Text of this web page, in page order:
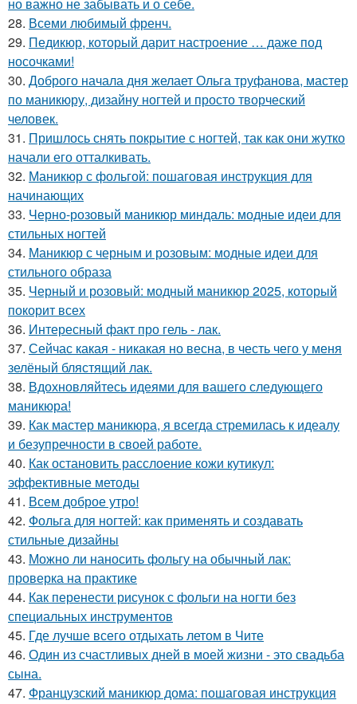
но важно не забывать и о себе.
28. Всеми любимый френч.
29. Педикюр, который дарит настроение … даже под
носочками!
30. Доброго начала дня желает Ольга труфанова, мастер
по маникюру, дизайну ногтей и просто творческий
человек.
31. Пришлось снять покрытие с ногтей, так как они жутко
начали его отталкивать.
32. Маникюр с фольгой: пошаговая инструкция для
начинающих
33. Черно-розовый маникюр миндаль: модные идеи для
стильных ногтей
34. Маникюр с черным и розовым: модные идеи для
стильного образа
35. Черный и розовый: модный маникюр 2025, который
покорит всех
36. Интересный факт про гель - лак.
37. Сейчас какая - никакая но весна, в честь чего у меня
зелёный блястящий лак.
38. Вдохновляйтесь идеями для вашего следующего
маникюра!
39. Как мастер маникюра, я всегда стремилась к идеалу
и безупречности в своей работе.
40. Как остановить расслоение кожи кутикул:
эффективные методы
41. Всем доброе утро!
42. Фольга для ногтей: как применять и создавать
стильные дизайны
43. Можно ли наносить фольгу на обычный лак:
проверка на практике
44. Как перенести рисунок с фольги на ногти без
специальных инструментов
45. Где лучше всего отдыхать летом в Чите
46. Один из счастливых дней в моей жизни - это свадьба
сына.
47. Французский маникюр дома: пошаговая инструкция